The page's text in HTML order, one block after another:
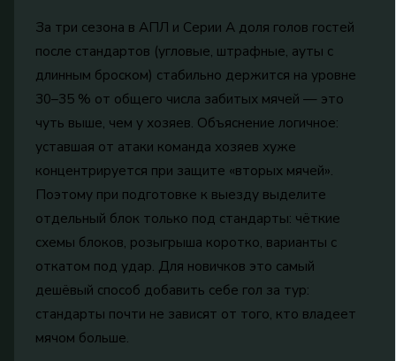
За три сезона в АПЛ и Серии А доля голов гостей
после стандартов (угловые, штрафные, ауты с
длинным броском) стабильно держится на уровне
30–35 % от общего числа забитых мячей — это
чуть выше, чем у хозяев. Объяснение логичное:
уставшая от атаки команда хозяев хуже
концентрируется при защите «вторых мячей».
Поэтому при подготовке к выезду выделите
отдельный блок только под стандарты: чёткие
схемы блоков, розыгрыша коротко, варианты с
откатом под удар. Для новичков это самый
дешёвый способ добавить себе гол за тур:
стандарты почти не зависят от того, кто владеет
мячом больше.